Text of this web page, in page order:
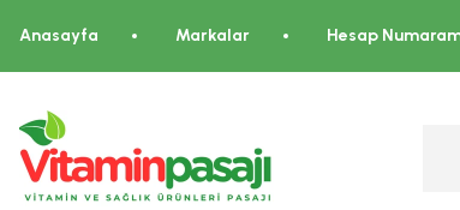
Anasayfa Markalar Hesap